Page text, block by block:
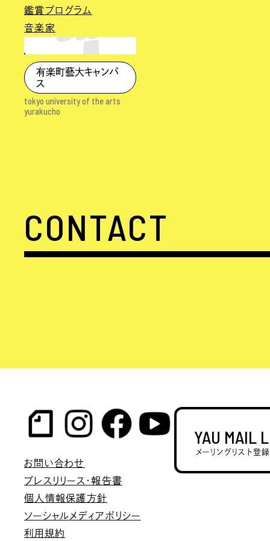
鑑賞プログラム
音楽家
有楽町藝大キャンパ
ス
tokyo university of the arts
yurakucho
CONTACT
YAU MAIL
メーリングリスト登
お問い合わせ
プレスリリース・報告書
個人情報保護方針
ソーシャルメディアポリシー
利用規約